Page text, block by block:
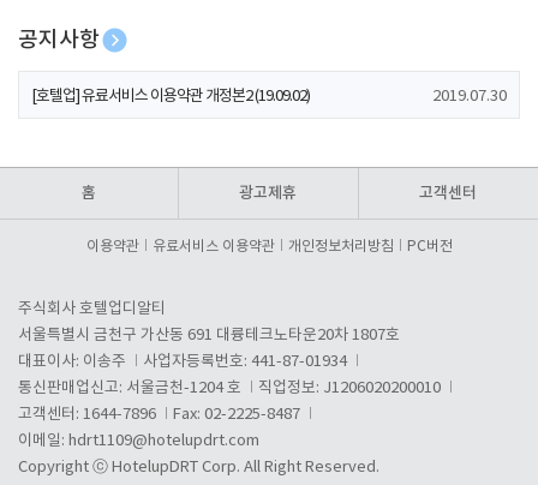
공지사항
[호텔업] 개인정보 처리방침 개정본1 (19.09.02)
[호텔업] 유료서비스 이용약관 개정본2 (19.09.02) 2019.07.30
홈 광고제휴 고객센터
이용약관 유료서비스 이용약관 개인정보처리방침 PC버전
주식회사 호텔업디알티
서울특별시 금천구 가산동 691 대륭테크노타운20차 1807호
대표이사: 이송주
사업자등록번호: 441-87-01934
통신판매업신고: 서울금천-1204 호
직업정보: J1206020200010
고객센터: 1644-7896
Fax: 02-2225-8487
이메일: hdrt1109@hotelupdrt.com
Copyright ⓒ HotelupDRT Corp. All Right Reserved.